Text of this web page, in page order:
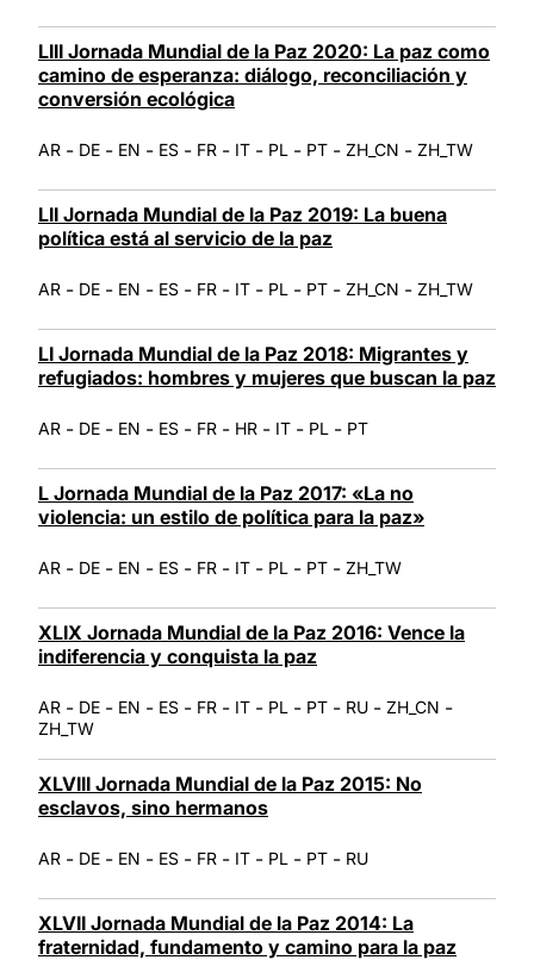
LIII Jornada Mundial de la Paz 2020: La paz como
camino de esperanza: diálogo, reconciliación y
conversión ecológica
AR - DE - EN - ES - FR - IT - PL - PT - ZH_CN - ZH_TW
LII Jornada Mundial de la Paz 2019: La buena
política está al servicio de la paz
AR - DE - EN - ES - FR - IT - PL - PT - ZH_CN - ZH_TW
LI Jornada Mundial de la Paz 2018: Migrantes y
refugiados: hombres y mujeres que buscan la paz
AR - DE - EN - ES - FR - HR - IT - PL - PT
L Jornada Mundial de la Paz 2017: «La no
violencia: un estilo de política para la paz»
AR - DE - EN - ES - FR - IT - PL - PT - ZH_TW
XLIX Jornada Mundial de la Paz 2016: Vence la
indiferencia y conquista la paz
AR - DE - EN - ES - FR - IT - PL - PT - RU - ZH_CN -
ZH_TW
XLVIII Jornada Mundial de la Paz 2015: No
esclavos, sino hermanos
AR - DE - EN - ES - FR - IT - PL - PT - RU
XLVII Jornada Mundial de la Paz 2014: La
fraternidad, fundamento y camino para la paz